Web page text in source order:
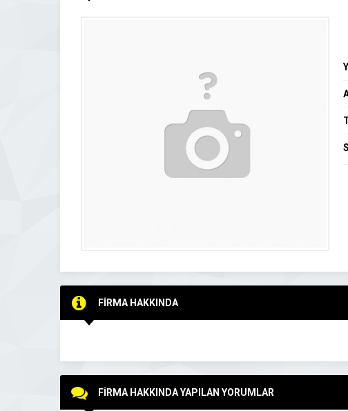
FİRMA HAKKINDA
FİRMA HAKKINDA YAPILAN YORUMLAR